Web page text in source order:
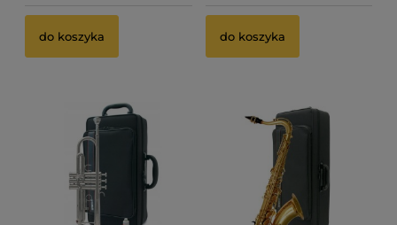
do koszyka do koszyka
Pasek na nóżke do wiolonczeli - długi, regulowany!
do koszyka